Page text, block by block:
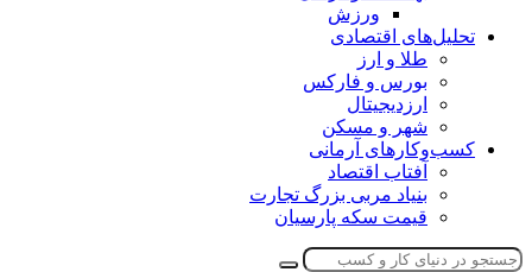
ورزش
تحلیل‌های اقتصادی
طلا و ارز
بورس و فارکس
ارزدیجیتال
شهر و مسکن
کسب‌وکارهای آرمانی
آفتاب اقتصاد
بنیاد مربی بزرگ تجارت
قیمت سکه پارسیان